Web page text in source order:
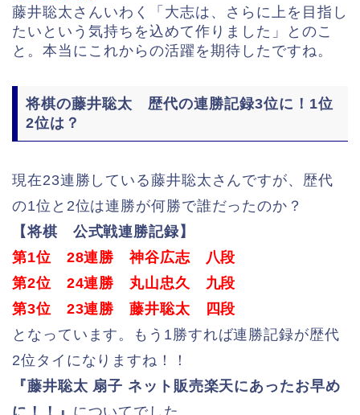
藤井聡太さんいわく「大志は、さらに上を目指し
たいという気持ちを込めて作りました」とのこ
と。本当にこれからの活躍を期待したですね。
将棋の藤井聡太 歴代の連勝記録3位に！1位
2位は？
現在23連勝している藤井聡太さんですが、歴代
の1位と2位は連勝が何勝で誰だったのか？
【将棋 公式戦連勝記録】
第1位 28連勝 神谷広志 八段
第2位 24連勝 丸山忠久 九段
第3位 23連勝 藤井聡太 四段
となっています。もう1勝すれば連勝記録が歴代
2位タイになりますね！！
『藤井聡太 扇子 ネット販売楽天にあったお早め